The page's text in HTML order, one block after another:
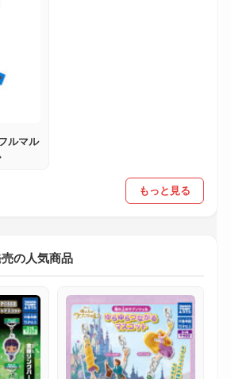
ルマル
もっと見る
の人気商品